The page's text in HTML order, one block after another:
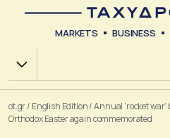
MARKETS BUSINESS
Χ.Α.
ot.gr/ English Edition/Annual ‘rocket
Orthodox Easter again commemorated